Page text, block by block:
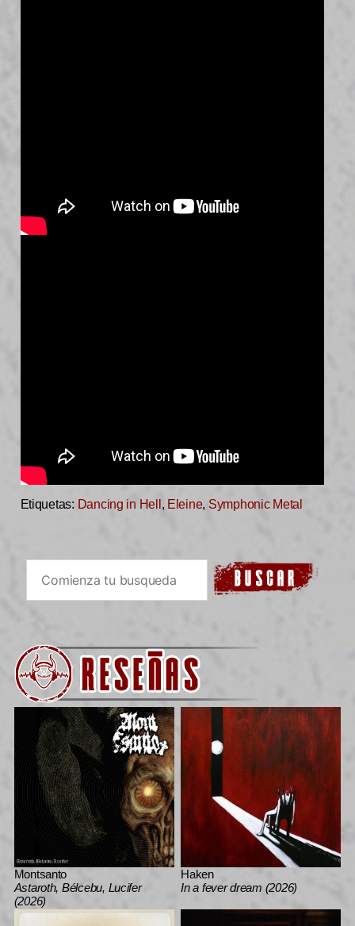
Etiquetas: Dancing in Hell , Eleine, Symphonic Metal
Montsanto
Astaroth, Bélcebu, Lucifer
(2026)
Haken
In a fever dream (2026)